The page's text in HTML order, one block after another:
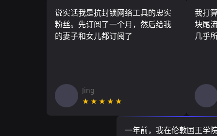
说实话我是抗封锁网络工具的忠实
粉丝。先订阅了一个月，然后给我
的妻子和女儿都订阅了
Jing
★★★★★
我打
块尾
几乎
一年前，我在伦敦国王学院